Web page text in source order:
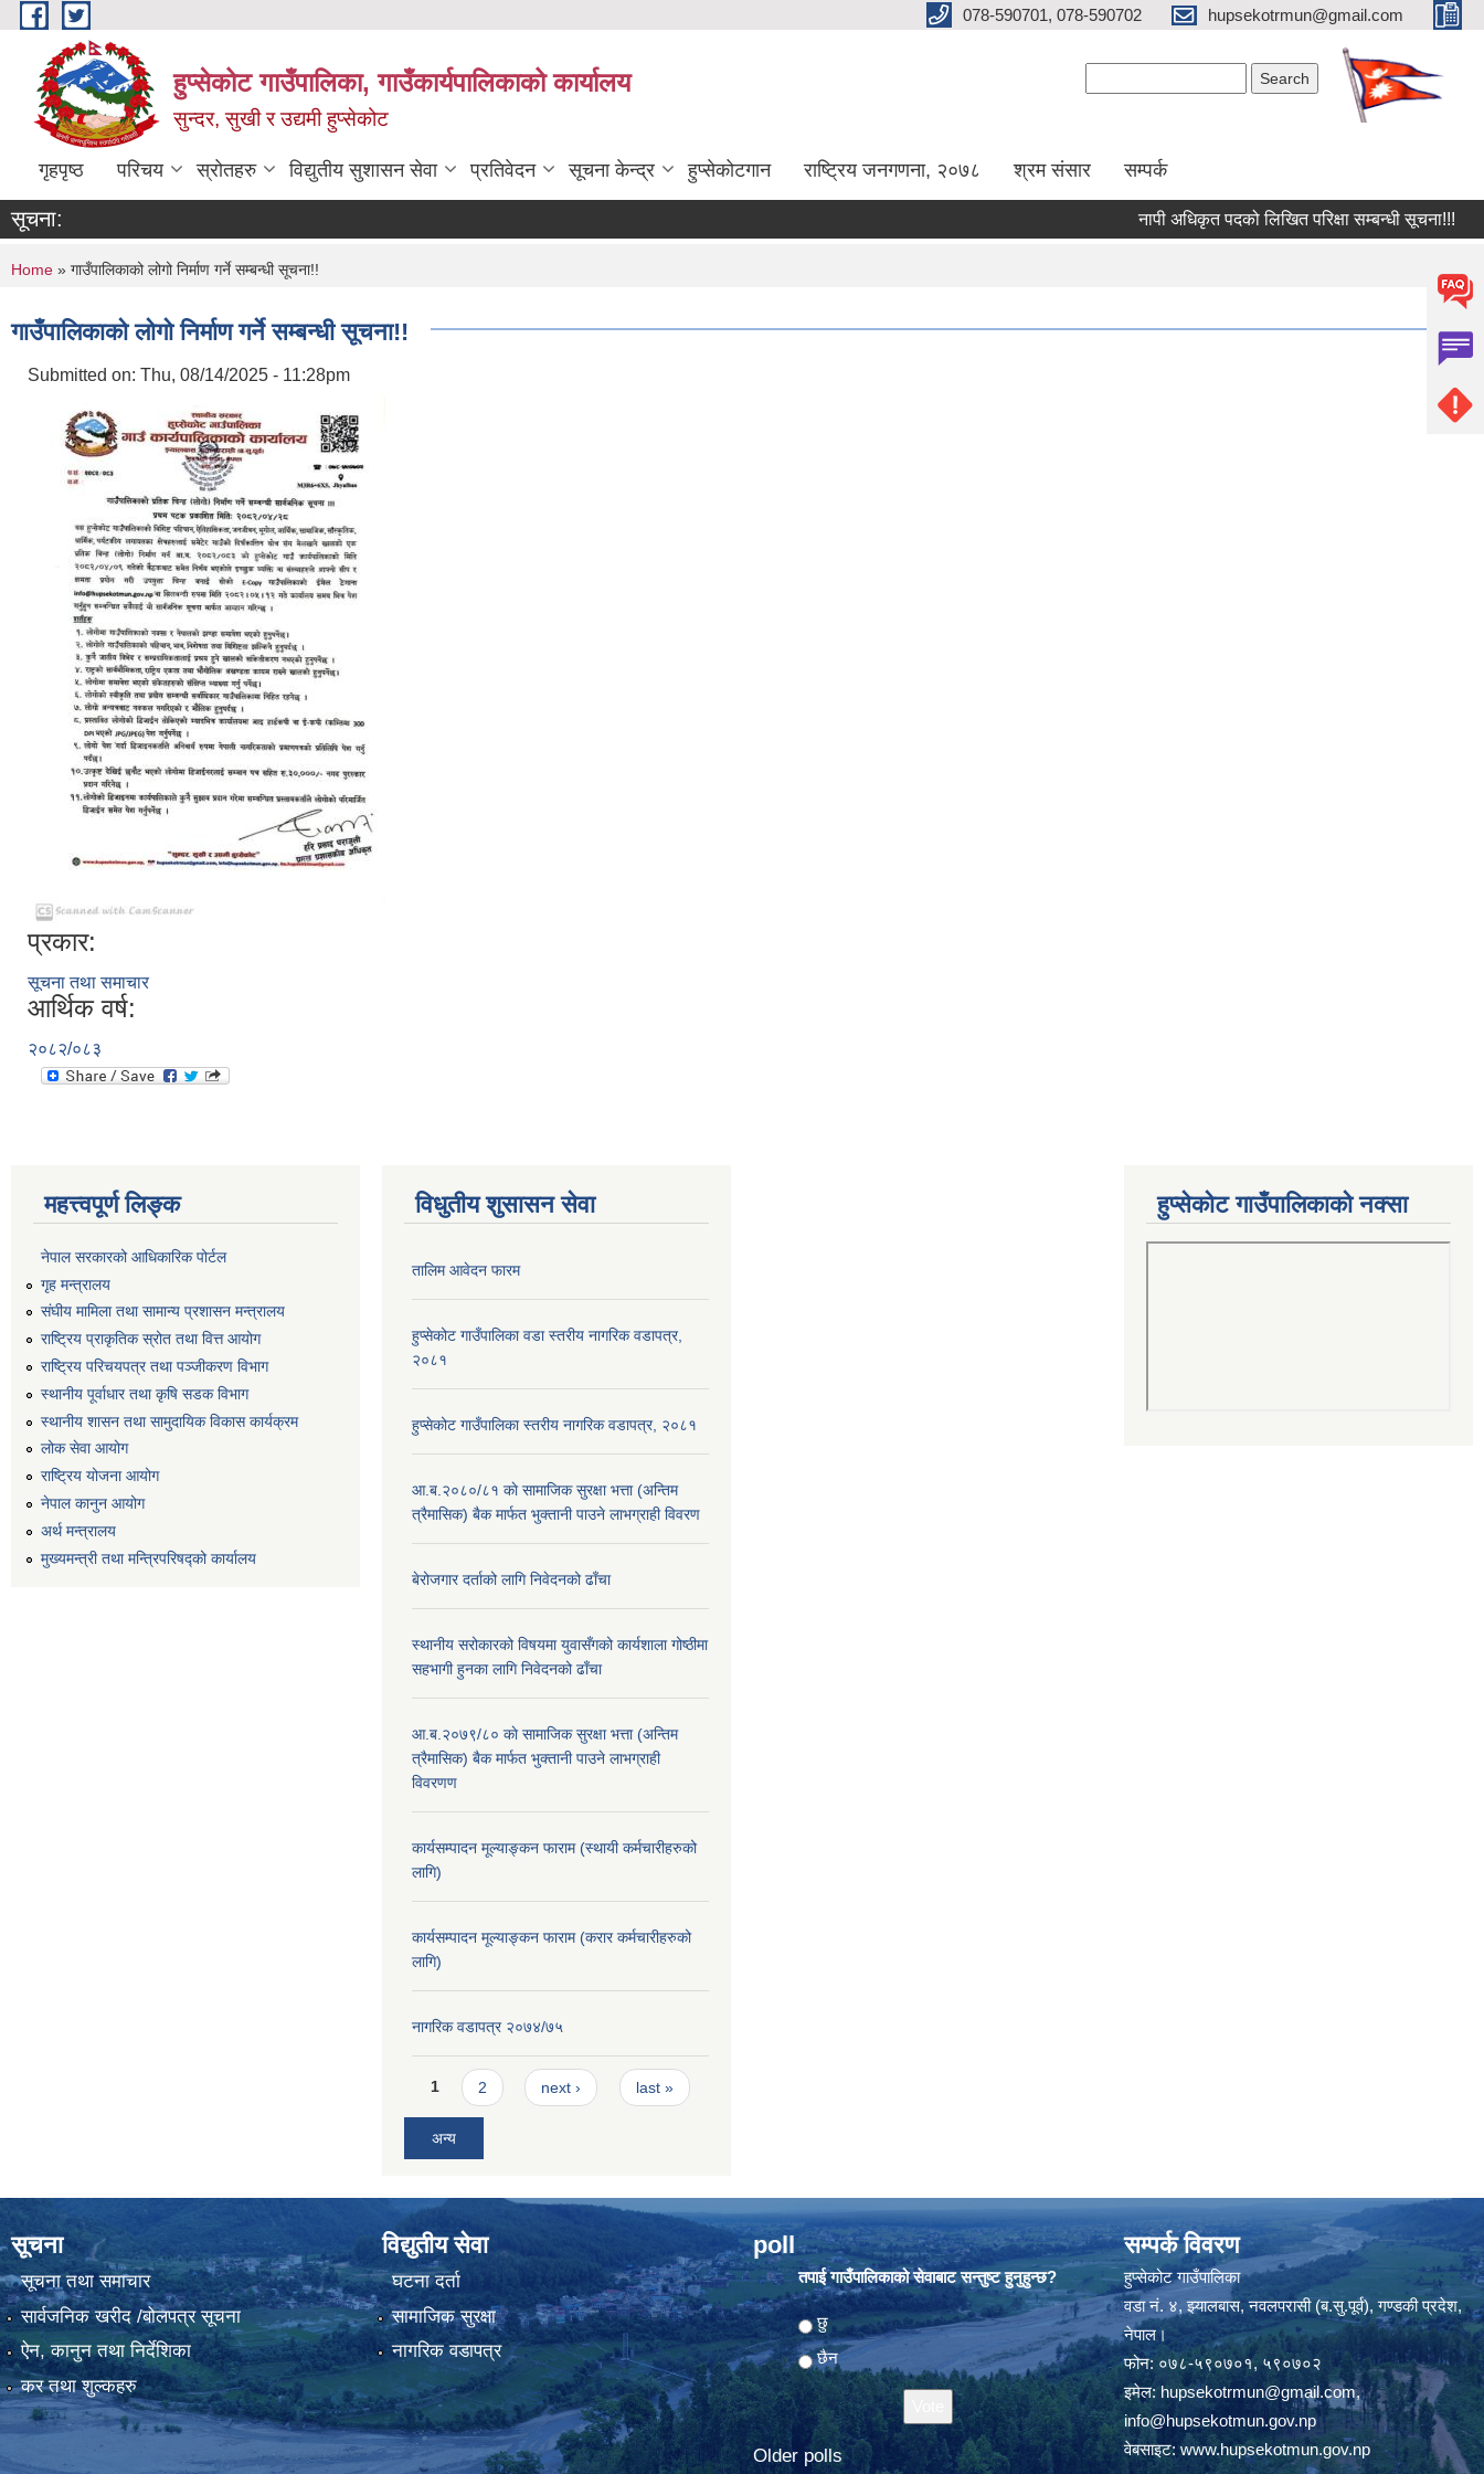
Skip to main content 078-590701, 078-590702 hupsekotrmun@gmail.com
हुप्सेकोट गाउँपालिका, गाउँकार्यपालिकाको कार्यालय
सुन्दर, सुखी र उद्यमी हुप्सेकोट
गृहपृष्ठ परिचय स्रोतहरु विद्युतीय सुशासन सेवा प्रतिवेदन सूचना केन्द्र हुप्सेकोटगान राष्ट्रिय जनगणना, २०७८ श्रम संसार सम्पर्क
सूचना: नापी अधिकृत पदको लिखित परिक्षा सम्बन्धी सूचना!!!
You are here
Home » गाउँपालिकाको लोगो निर्माण गर्ने सम्बन्धी सूचना!!
गाउँपालिकाको लोगो निर्माण गर्ने सम्बन्धी सूचना!!
Submitted on: Thu, 08/14/2025 - 11:28pm
प्रकार:
सूचना तथा समाचार
आर्थिक वर्ष:
२०८२/०८३
महत्त्वपूर्ण लिङ्क
नेपाल सरकारको आधिकारिक पोर्टल
गृह मन्त्रालय
संघीय मामिला तथा सामान्य प्रशासन मन्त्रालय
राष्ट्रिय प्राकृतिक स्रोत तथा वित्त आयोग
राष्ट्रिय परिचयपत्र तथा पञ्जीकरण विभाग
स्थानीय पूर्वाधार तथा कृषि सडक विभाग
स्थानीय शासन तथा सामुदायिक विकास कार्यक्रम
लोक सेवा आयोग
राष्ट्रिय योजना आयोग
नेपाल कानुन आयोग
अर्थ मन्त्रालय
मुख्यमन्त्री तथा मन्त्रिपरिषद्को कार्यालय
विधुतीय शुसासन सेवा
तालिम आवेदन फारम
हुप्सेकोट गाउँपालिका वडा स्तरीय नागरिक वडापत्र,
२०८१
हुप्सेकोट गाउँपालिका स्तरीय नागरिक वडापत्र, २०८१
आ.ब.२०८०/८१ काे सामाजिक सुरक्षा भत्ता (अन्तिम
त्रैमासिक) बैक मार्फत भुक्तानी पाउने लाभग्राही विवरण
बेरोजगार दर्ताको लागि निवेदनको ढाँचा
स्थानीय सरोकारको विषयमा युवासँगको कार्यशाला गोष्ठीमा
सहभागी हुनका लागि निवेदनको ढाँचा
आ.ब.२०७९/८० काे सामाजिक सुरक्षा भत्ता (अन्तिम
त्रैमासिक) बैक मार्फत भुक्तानी पाउने लाभग्राही
विवरणण
कार्यसम्पादन मूल्याङ्कन फाराम (स्थायी कर्मचारीहरुको
लागि)
कार्यसम्पादन मूल्याङ्कन फाराम (करार कर्मचारीहरुको
लागि)
नागरिक वडापत्र २०७४/७५
Pages
1 2 next › last »
अन्य
हुप्सेकोट गाउँपालिकाको नक्सा
सूचना
सूचना तथा समाचार
सार्वजनिक खरीद /बोलपत्र सूचना
ऐन, कानुन तथा निर्देशिका
कर तथा शुल्कहरु
विद्युतीय सेवा
घटना दर्ता
सामाजिक सुरक्षा
नागरिक वडापत्र
poll
तपाई गाउँपालिकाको सेवाबाट सन्तुष्ट हुनुहुन्छ?
Choices
छु
छैन
Older polls
सम्पर्क विवरण
हुप्सेकोट गाउँपालिका
वडा नं. ४, झ्यालबास, नवलपरासी (ब.सु.पूर्व), गण्डकी प्रदेश,
नेपाल।
फोन: ०७८-५९०७०१, ५९०७०२
इमेल: hupsekotrmun@gmail.com,
info@hupsekotmun.gov.np
वेबसाइट:www.hupsekotmun.gov.np